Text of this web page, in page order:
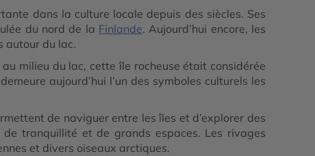
dans la culture locale depuis des siècles. Ses
du nord de la Finlande. Aujourd’hui encore, les
autour du lac.
milieu du lac, cette île rocheuse était considérée
aujourd’hui l’un des symboles culturels les
de naviguer entre les îles et d’explorer des
tranquillité et de grands espaces. Les rivages
et divers oiseaux arctiques.